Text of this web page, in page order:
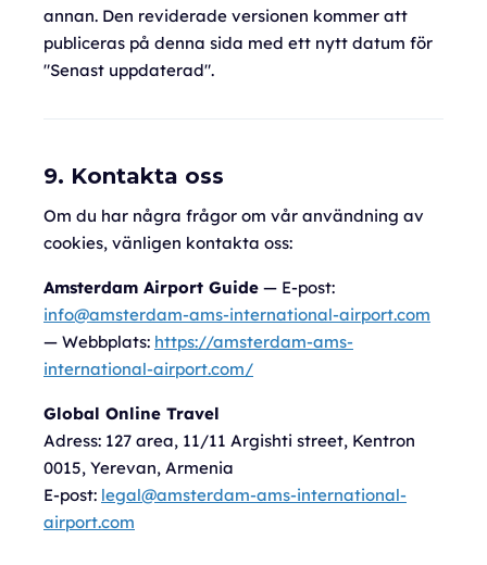
annan. Den reviderade versionen kommer att
publiceras på denna sida med ett nytt datum för
"Senast uppdaterad".
9. Kontakta oss
Om du har några frågor om vår användning av
cookies, vänligen kontakta oss:
Amsterdam Airport Guide — E-post:
info@amsterdam-ams-international-airport.com
— Webbplats: https://amsterdam-ams-
international-airport.com/
Global Online Travel
Adress: 127 area, 11/11 Argishti street, Kentron
0015, Yerevan, Armenia
E-post: legal@amsterdam-ams-international-
airport.com